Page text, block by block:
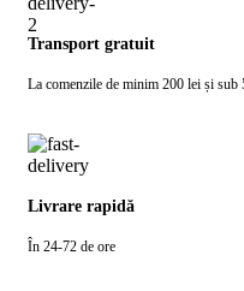
Transport gratuit
La comenzile de minim 200 lei și sub
Livrare rapidă
În 24-72 de ore